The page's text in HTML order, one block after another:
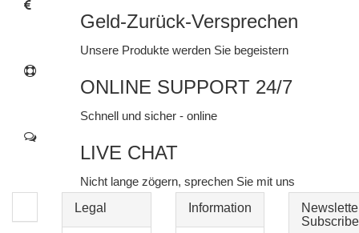
Geld-Zurück-Versprechen
Unsere Produkte werden Sie begeistern
ONLINE SUPPORT 24/7
Schnell und sicher - online
LIVE CHAT
Nicht lange zögern, sprechen Sie mit uns
Legal
Information
Subscribe